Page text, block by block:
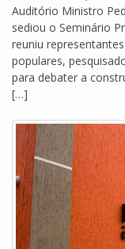
Auditório Ministro
sediou o Seminário
reuniu
populares,
para debater a
[…]